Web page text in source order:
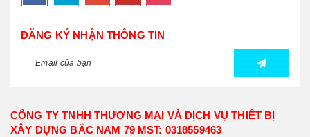
ĐĂNG KÝ NHẬN THÔNG TIN
CÔNG TY TNHH THƯƠNG MẠI VÀ DỊCH VỤ THIẾT BỊ
XÂY DỰNG BẮC NAM 79 MST: 0318559463